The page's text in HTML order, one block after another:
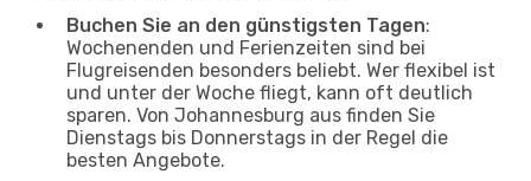
Buchen Sie an den günstigsten Tagen:
Wochenenden und Ferienzeiten sind bei
Flugreisenden besonders beliebt. Wer flexibel ist
und unter der Woche fliegt, kann oft deutlich
sparen. Von Johannesburg aus finden Sie
Dienstags bis Donnerstags in der Regel die
besten Angebote.